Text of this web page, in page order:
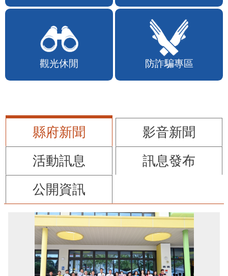
觀光休閒 防詐騙專區
縣府新聞
影音新聞
活動訊息
訊息發布
公開資訊